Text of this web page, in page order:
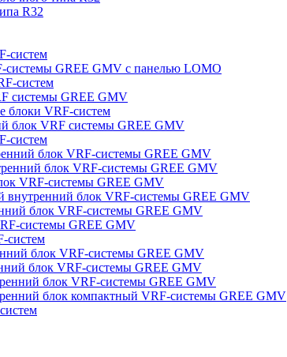
R32
систем
системы GREE GMV с панелью LOMO
систем
системы GREE GMV
блоки VRF-систем
блок VRF системы GREE GMV
систем
блок VRF-системы GREE GMV
блок VRF-системы GREE GMV
VRF-системы GREE GMV
внутренний блок VRF-системы GREE GMV
блок VRF-системы GREE GMV
системы GREE GMV
систем
блок VRF-системы GREE GMV
блок VRF-системы GREE GMV
блок VRF-системы GREE GMV
блок компактный VRF-системы GREE GMV